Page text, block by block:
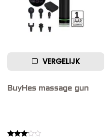
VERGELIJK
BuyHes massage gun